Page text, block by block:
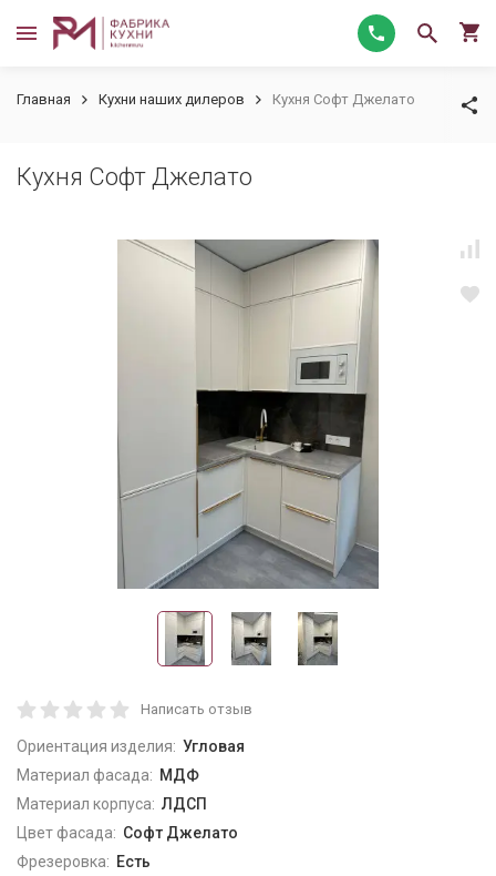
Главная Кухни наших дилеров Кухня Софт Джелато
Кухня Софт Джелато
Написать отзыв
Ориентация изделия: Угловая
Материал фасада: МДФ
Материал корпуса: ЛДСП
Цвет фасада: Софт Джелато
Фрезеровка: Есть